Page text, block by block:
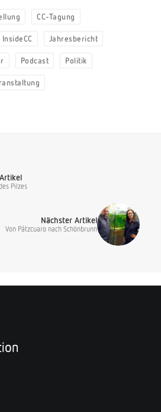
CC-Tagung
InsideCC Jahresbericht
Podcast Politik
Pilzes
Nächster Artikel
Von Pátzcuaro nach Schönbrunn